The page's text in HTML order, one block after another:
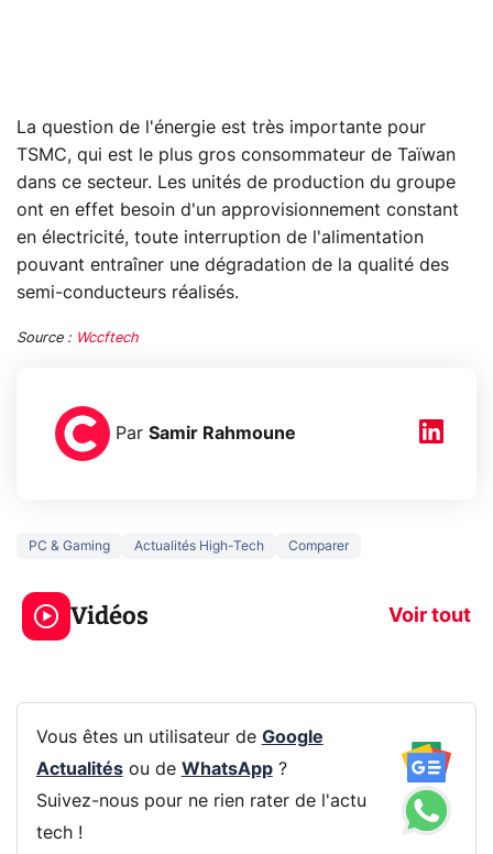
La question de l'énergie est très importante pour
TSMC, qui est le plus gros consommateur de Taïwan
dans ce secteur. Les unités de production du groupe
ont en effet besoin d'un approvisionnement constant
en électricité, toute interruption de l'alimentation
pouvant entraîner une dégradation de la qualité des
semi-conducteurs réalisés.
Source : Wccftech
Par Samir Rahmoune
PC & Gaming Actualités High-Tech Comparer
Vidéos Voir tout
3 écrans en 1 pour
319€ ? Voici L'AOC
CQ32G4ZA !
5 générations
prochaine
Vous êtes un utilisateur de Google
Actualitésou de WhatsApp?
Suivez-nous pour ne rien rater de l'actu
tech !